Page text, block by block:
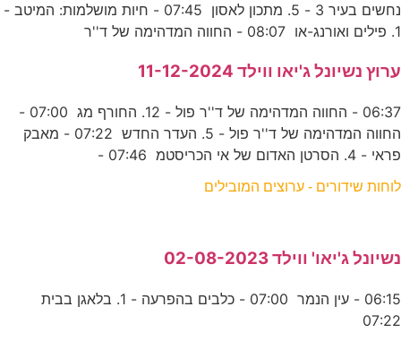
נחשים בעיר 3 - 5. מתכון לאסון 07:45 - חיות מושלמות: המיטב -
1. פילים ואורנג-או 08:07 - החווה המדהימה של ד''ר
ערוץ נשיונל ג'יאו ווילד 11-12-2024
06:37 - החווה המדהימה של ד''ר פול - 12. החורף מג 07:00 -
החווה המדהימה של ד''ר פול - 5. העדר החדש 07:22 - מאבק
פראי - 4. הסרטן האדום של אי הכריסטמ 07:46 -
לוחות שידורים - ערוצים המובילים
נשיונל ג'יאו' ווילד 02-08-2023
06:15 - עין הנמר 07:00 - כלבים בהפרעה - 1. בלאגן בבית
07:22